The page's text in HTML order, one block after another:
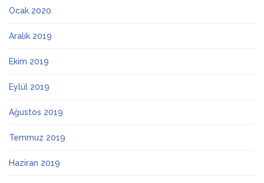
Ocak 2020
Aralık 2019
Ekim 2019
Eylül 2019
Ağustos 2019
Temmuz 2019
Haziran 2019